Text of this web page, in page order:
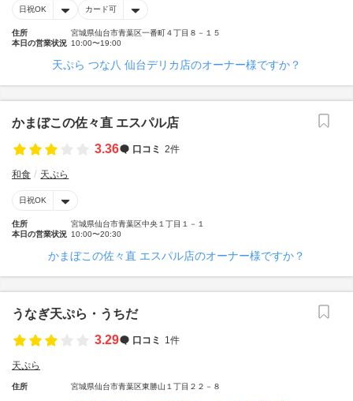
日祝OK カード可
住所
宮城県仙台市青葉区一番町４丁目８－１５
本日の営業状況 10:00〜19:00
天ぷら つな八 仙台デリカ店のオーナー様ですか？
かまぼこの佐々直 エスパル店
3.36
口コミ 2件
和食 天ぷら
日祝OK
住所
宮城県仙台市青葉区中央１丁目１－１
本日の営業状況 10:00〜20:30
かまぼこの佐々直 エスパル店のオーナー様ですか？
うなぎ天ぷら・うちだ
3.29
口コミ 1件
天ぷら
住所 宮城県仙台市青葉区東勝山１丁目２２－８